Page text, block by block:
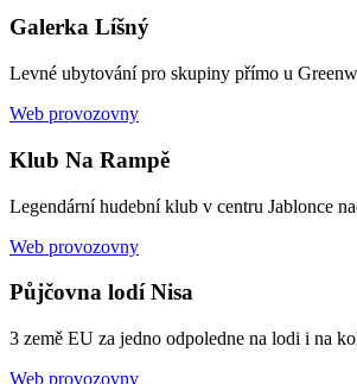
Galerka Líšný
Levné ubytování pro skupiny přímo u
Web provozovny
Klub Na Rampě
Legendární hudební klub v centru Jablonce
Web provozovny
Půjčovna lodí Nisa
3 země EU za jedno odpoledne na lodi i na
Web provozovny